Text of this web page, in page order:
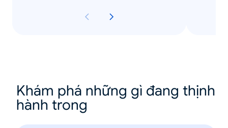
Khám phá những gì đang thịnh
hành trong